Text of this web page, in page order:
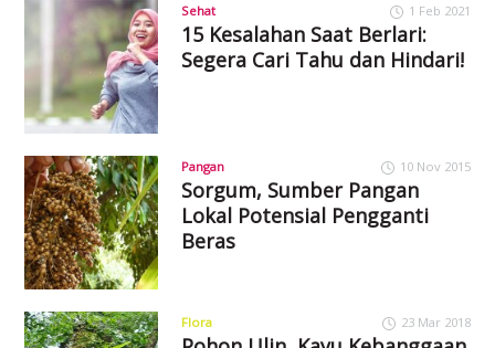
Sehat 1 Feb 2021
15 Kesalahan Saat Berlari:
Segera Cari Tahu dan Hindari!
Pangan 10 Nov 2015
Sorgum, Sumber Pangan
Lokal Potensial Pengganti
Beras
Flora 23 Mar 2018